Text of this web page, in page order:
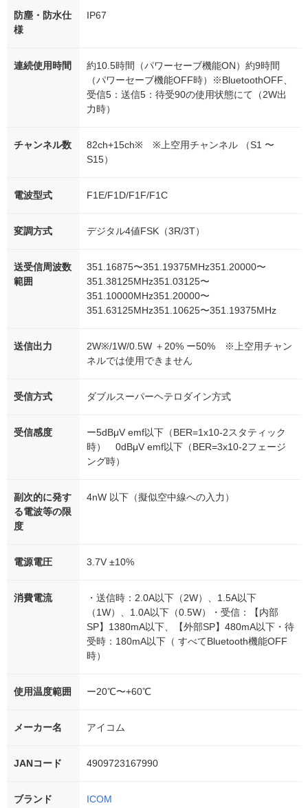
防塵・防水仕
様
IP67
連続使用時間
約10.5時間（パワーセーブ機能ON）約9時間
（パワーセーブ機能OFF時）※BluetoothOFF、
受信5：送信5：待受90の使用状態にて（2W出
力時）
チャンネル数
82ch+15ch※ ※上空用チャンネル （S1 〜
S15）
電波型式 F1E/F1D/F1F/F1C
変調方式 デジタル4値FSK（3R/3T）
送受信周波数
範囲
351.16875〜351.19375MHz351.20000〜
351.38125MHz351.03125〜
351.10000MHz351.20000〜
351.63125MHz351.10625〜351.19375MHz
送信出力
2W※/1W/0.5W ＋20% ー50% ※上空用チャン
ネルでは使用できません
受信方式 ダブルスーパーヘテロダイン方式
受信感度
ー5dBμV emf以下（BER=1x10-2スタティック
時） 0dBμV emf以下（BER=3x10-2フェージ
ング時）
副次的に発す
る電波等の限
度
4nW 以下（擬似空中線への入力）
電源電圧 3.7V ±10%
消費電流
・送信時：2.0A以下（2W）、1.5A以下
（1W）、1.0A以下（0.5W）・受信：【内部
SP】1380mA以下、【外部SP】480mA以下・待
受時：180mA以下（ すべてBluetooth機能OFF
時）
使用温度範囲 ー20℃〜+60℃
メーカー名 アイコム
JANコード 4909723167990
ブランド ICOM